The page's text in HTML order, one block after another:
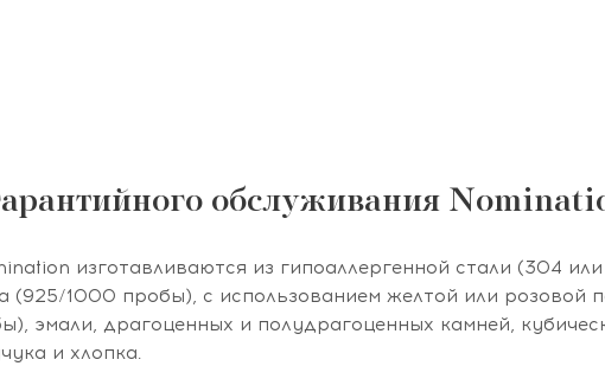
обслуживания
изготавливаются из гипоаллергенной стали (304
(925/1000 пробы), с использованием желтой или розовой
эмали, драгоценных и полудрагоценных камней,
и хлопка.